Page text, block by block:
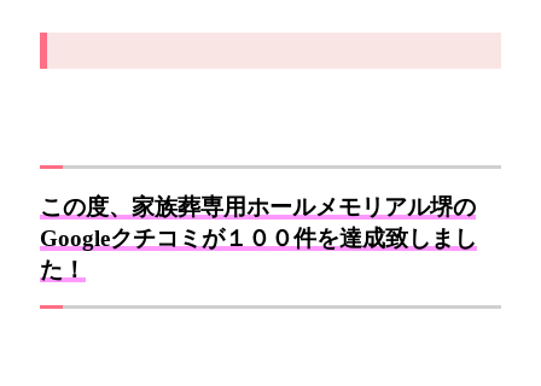
この度、家族葬専用ホールメモリアル堺の
Googleクチコミが１００件を達成致しまし
た！